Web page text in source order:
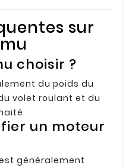
sur
choisir ?
du poids du
volet roulant et du
un moteur
généralement